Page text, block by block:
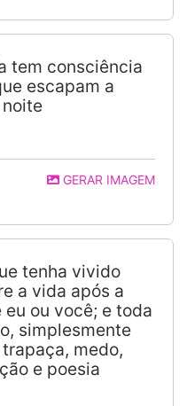
tem consciência
escapam a
GERAR IMAGEM
tenha vivido
a vida após a
ou você; e toda
simplesmente
medo,
e poesia